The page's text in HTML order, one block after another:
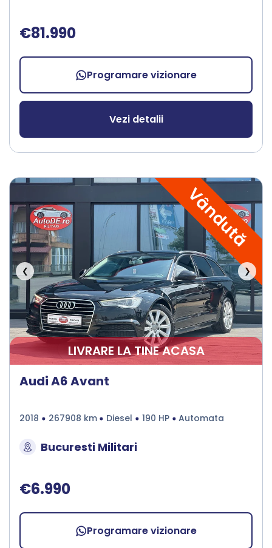
€81.990
Programare vizionare
Vezi detalii
Vândută
❮ ❯
LIVRARE LA TINE ACASA
Audi A6 Avant
2018 267908 km Diesel 190 HP Automata
Bucuresti Militari
€6.990
Programare vizionare